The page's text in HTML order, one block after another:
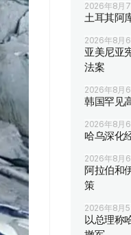
2026年8月
土耳其阿
2026年8月
亚美尼亚
法案
2026年8月6
韩国罕见
2026年8月
哈乌深化
2026年8月
阿拉伯和
策
2026年8月5
以总理称